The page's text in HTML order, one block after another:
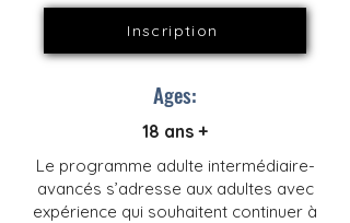
Inscription
Ages:
18 ans +
Le programme adulte intermédiaire-
avancés s’adresse aux adultes avec
expérience qui souhaitent continuer à